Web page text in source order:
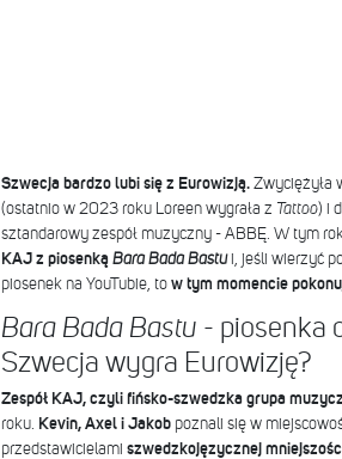
Szwecja bardzo lubi się z Eurowizją.Zwyciężyła
(ostatnio w 2023 roku Loreen wygrała z Tattoo) i
sztandarowy zespół muzyczny - ABBĘ. W tym
KAJ z piosenką Bara Bada Bastui, jeśli wierzyć
piosenek na YouTubie, to w tym momencie
Bara Bada Bastu - piosenka
Szwecja wygra Eurowizję?
Zespół KAJ, czyli fińsko-szwedzka grupa
roku. Kevin, Axel i Jakobpoznali się w
przedstawicielami szwedzkojęzycznej